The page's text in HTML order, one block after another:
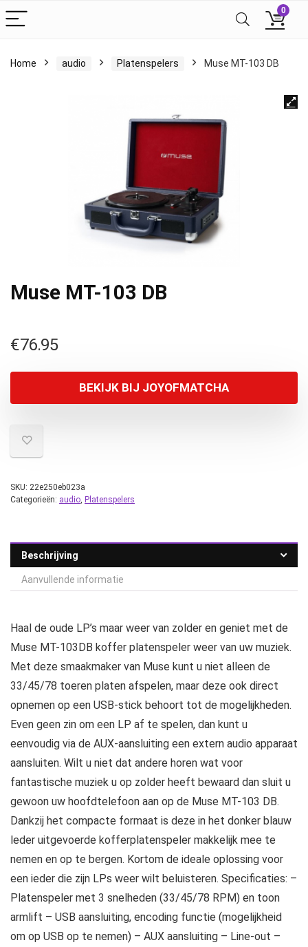
0
Home audio Platenspelers Muse MT-103 DB
Muse MT-103 DB
€76.95
BEKIJK BIJ JOYOFMATCHA
SKU: 22e250eb023a
Categorieën: audio, Platenspelers
Beschrijving
Aanvullende informatie
Haal de oude LP’s maar weer van zolder en geniet met de
Muse MT-103DB koffer platenspeler weer van uw muziek.
Met deze smaakmaker van Muse kunt u niet alleen de
33/45/78 toeren platen afspelen, maar deze ook direct
opnemen op een USB-stick behoort tot de mogelijkheden.
Even geen zin om een LP af te spelen, dan kunt u
eenvoudig via de AUX-aansluiting een extern audio apparaat
aansluiten. Wilt u niet dat andere horen wat voor
fantastische muziek u op zolder heeft bewaard dan sluit u
gewoon uw hoofdtelefoon aan op de Muse MT-103 DB.
Dankzij het compacte formaat is deze in het donker blauw
leder uitgevoerde kofferplatenspeler makkelijk mee te
nemen en op te bergen. Kortom de ideale oplossing voor
een ieder die zijn LPs weer wilt beluisteren. Specificaties: –
Platenspeler met 3 snelheden (33/45/78 RPM) en toon
armlift – USB aansluiting, encoding functie (mogelijkheid
om op USB op te nemen) – AUX aansluiting – Line-out –